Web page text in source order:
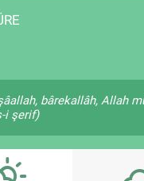
bârekallâh, Allah
i şerif)